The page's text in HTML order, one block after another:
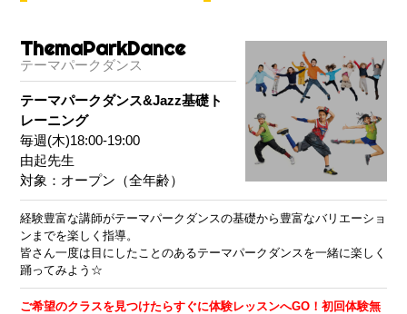
ThemaParkDance
テーマパークダンス
テーマパークダンス&Jazz基礎ト
レーニング
毎週(木)18:00-19:00
由起先生
対象：オープン（全年齢）
経験豊富な講師がテーマパークダンスの基礎から豊富なバリエーショ
ンまでを楽しく指導。
皆さん一度は目にしたことのあるテーマパークダンスを一緒に楽しく
踊ってみよう☆
ご希望のクラスを見つけたらすぐに体験レッスンへGO！初回体験無